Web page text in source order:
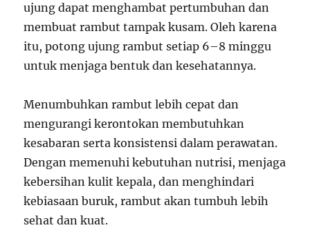
ujung dapat menghambat pertumbuhan dan
membuat rambut tampak kusam. Oleh karena
itu, potong ujung rambut setiap 6–8 minggu
untuk menjaga bentuk dan kesehatannya.
Menumbuhkan rambut lebih cepat dan
mengurangi kerontokan membutuhkan
kesabaran serta konsistensi dalam perawatan.
Dengan memenuhi kebutuhan nutrisi, menjaga
kebersihan kulit kepala, dan menghindari
kebiasaan buruk, rambut akan tumbuh lebih
sehat dan kuat.